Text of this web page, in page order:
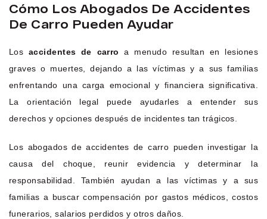
Cómo Los Abogados De Accidentes
De Carro Pueden Ayudar
Los accidentes de carro
a menudo resultan en lesiones
graves o muertes, dejando a las víctimas y a sus familias
enfrentando una carga emocional y financiera significativa.
La orientación legal puede ayudarles a entender sus
derechos y opciones después de incidentes tan trágicos.
Los abogados de accidentes de carro pueden investigar la
causa del choque, reunir evidencia y determinar la
responsabilidad. También ayudan a las víctimas y a sus
familias a buscar compensación por gastos médicos, costos
funerarios, salarios perdidos y otros daños.